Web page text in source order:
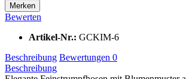
Merken
Bewerten
Artikel-Nr.: GCKIM-6
Beschreibung Bewertungen 0
Beschreibung